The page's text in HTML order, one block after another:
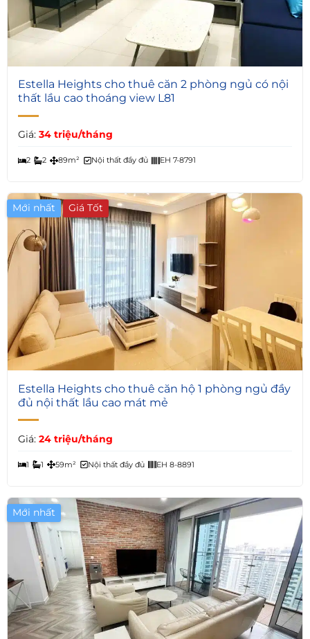
6
Estella Heights cho thuê căn 2 phòng ngủ có nội
thất lầu cao thoáng view L81
Giá: 34 triệu/tháng
2 2 89m² Nội thất đầy đủ EH 7-8791
Mới nhất Giá Tốt
5
Estella Heights cho thuê căn hộ 1 phòng ngủ đầy
đủ nội thất lầu cao mát mẻ
Giá: 24 triệu/tháng
1 1 59m² Nội thất đầy đủ EH 8-8891
Mới nhất